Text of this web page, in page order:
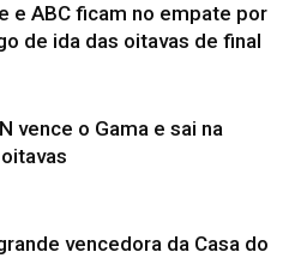
e ABC ficam no empate por
de ida das oitavas de final
vence o Gama e sai na
vencedora da Casa do